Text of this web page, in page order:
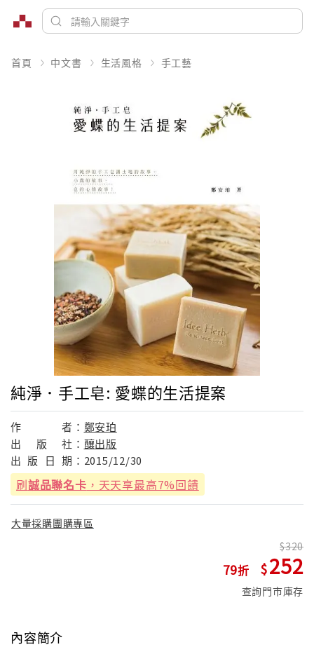
首頁 中文書 生活風格 手工藝
純淨．手工皂: 愛蝶的生活提案
作 者： 鄭安珀
出
版 社： 釀出版
出 版 日 期： 2015/12/30
刷誠品聯名卡 ，天天享最高7%回饋
大量採購團購專區
79
320
252
查詢門市庫存
內容簡介